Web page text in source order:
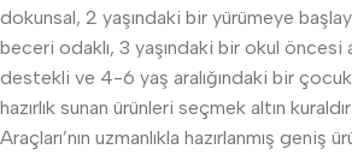
dokunsal, 2 yaşındaki bir yürümeye
beceri odaklı, 3 yaşındaki bir okul öncesi
destekli ve 4-6 yaş aralığındaki bir
hazırlık sunan ürünleri seçmek altın
Araçları’nın uzmanlıkla hazırlanmış geniş